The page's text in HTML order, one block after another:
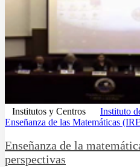
Institutos y Centros
Instituto
Enseñanza de las Matemáticas
Enseñanza de la
perspectivas